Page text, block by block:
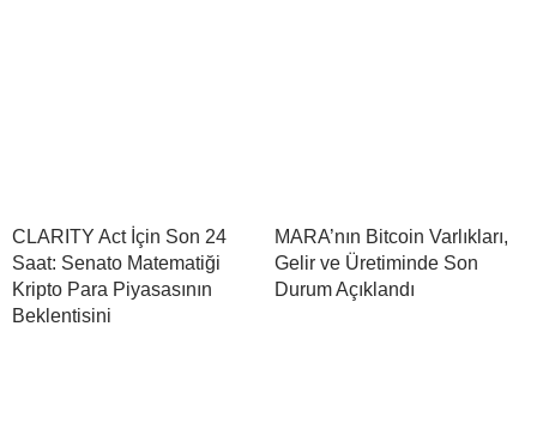
CLARITY Act İçin Son 24
Saat: Senato Matematiği
Kripto Para Piyasasının
Beklentisini
MARA’nın Bitcoin Varlıkları,
Gelir ve Üretiminde Son
Durum Açıklandı